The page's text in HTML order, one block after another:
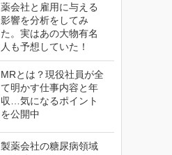
薬会社と雇用に与える
影響を分析をしてみ
た。実はあの大物有名
人も予想していた！
MRとは？現役社員が全
て明かす仕事内容と年
収…気になるポイント
を公開中
製薬会社の糖尿病領域